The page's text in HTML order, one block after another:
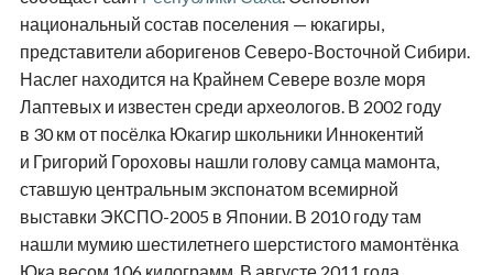
национальный состав поселения — юкагиры,
представители аборигенов Северо-Восточной Сибири.
Наслег находится на Крайнем Севере возле моря
Лаптевых и известен среди археологов. В 2002 году
в 30 км от посёлка Юкагир школьники Иннокентий
и Григорий Гороховы нашли голову самца мамонта,
ставшую центральным экспонатом всемирной
выставки ЭКСПО-2005 в Японии. В 2010 году там
нашли мумию шестилетнего шерстистого мамонтёнка